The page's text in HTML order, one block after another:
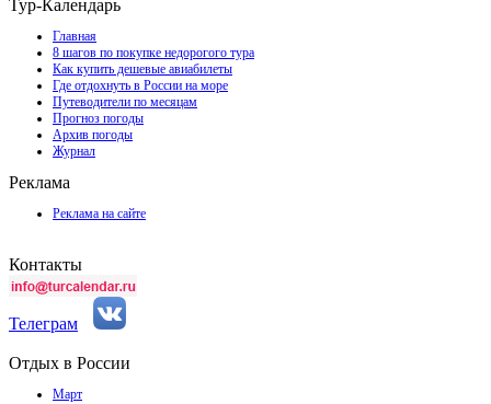
Тур-Календарь
Главная
8 шагов по покупке недорогого тура
Как купить дешевые авиабилеты
Где отдохнуть в России на море
Путеводители по месяцам
Прогноз погоды
Архив погоды
Журнал
Реклама
Реклама на сайте
Контакты
Телеграм
Отдых в России
Март